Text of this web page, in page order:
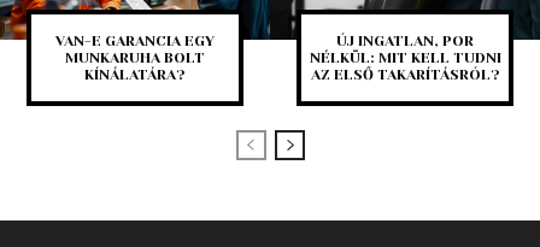
VAN-E GARANCIA EGY
MUNKARUHA BOLT
KÍNÁLATÁRA?
ÚJ INGATLAN, POR
NÉLKÜL: MIT KELL TUDNI
AZ ELSŐ TAKARÍTÁSRÓL?